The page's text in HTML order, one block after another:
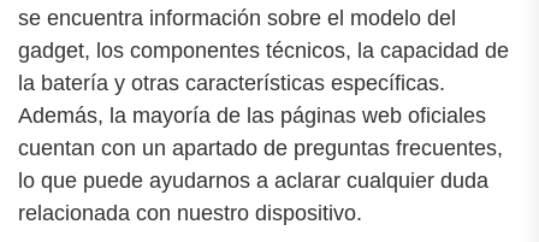
se encuentra información sobre el modelo del
gadget, los componentes técnicos, la capacidad de
la batería y otras características específicas.
Además, la mayoría de las páginas web oficiales
cuentan con un apartado de preguntas frecuentes,
lo que puede ayudarnos a aclarar cualquier duda
relacionada con nuestro dispositivo.